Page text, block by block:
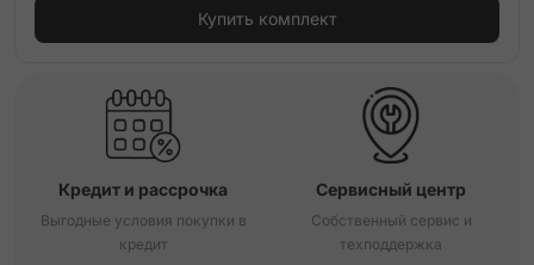
Купить комплект
Кредит и рассрочка
Выгодные условия покупки в
кредит
Сервисный центр
Собственный сервис и
техподдержка